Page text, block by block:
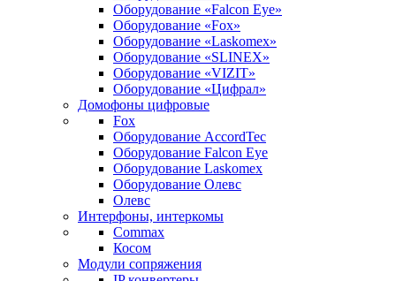
Оборудование «Falcon Eye»
Оборудование «Fox»
Оборудование «Laskomex»
Оборудование «SLINEX»
Оборудование «VIZIT»
Оборудование «Цифрал»
Домофоны цифровые
Fox
Оборудование AccordTec
Оборудование Falcon Eye
Оборудование Laskomex
Оборудование Олевс
Олевс
Интерфоны, интеркомы
Commax
Косом
Модули сопряжения